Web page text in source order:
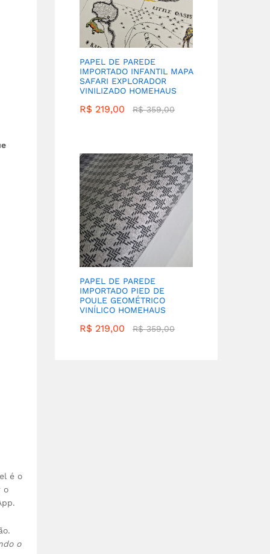
é o
o
o
PAPEL DE PAREDE
IMPORTADO INFANTIL MAPA
SAFARI EXPLORADOR
VINILIZADO HOMEHAUS
R$ 219,00 R$359,00
PAPEL DE PAREDE
IMPORTADO PIED DE
POULE GEOMÉTRICO
VINÍLICO HOMEHAUS
R$ 219,00 R$359,00